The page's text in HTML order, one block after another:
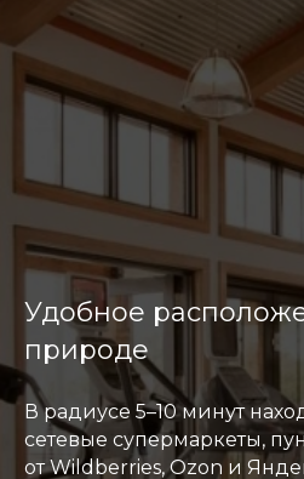
Удобное
природе
В радиусе 5–10 минут
сетевые супермаркеты,
от Wildberries, Ozon и